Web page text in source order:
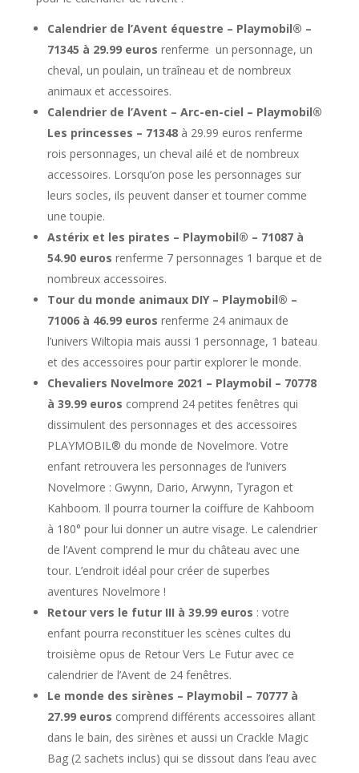
Calendrier de l’Avent équestre – Playmobil® –
71345 à 29.99 euros renferme un personnage, un
cheval, un poulain, un traîneau et de nombreux
animaux et accessoires.
Calendrier de l’Avent – Arc-en-ciel – Playmobil®
Les princesses – 71348à 29.99 euros renferme
rois personnages, un cheval ailé et de nombreux
accessoires. Lorsqu’on pose les personnages sur
leurs socles, ils peuvent danser et tourner comme
une toupie.
Astérix et les pirates – Playmobil® – 71087 à
54.90 euros renferme 7 personnages 1 barque et de
nombreux accessoires.
Tour du monde animaux DIY – Playmobil® –
71006 à 46.99 euros renferme 24 animaux de
l’univers Wiltopia mais aussi 1 personnage, 1 bateau
et des accessoires pour partir explorer le monde.
Chevaliers Novelmore 2021 – Playmobil – 70778
à 39.99 euros comprend 24 petites fenêtres qui
dissimulent des personnages et des accessoires
PLAYMOBIL® du monde de Novelmore. Votre
enfant retrouvera les personnages de l’univers
Novelmore : Gwynn, Dario, Arwynn, Tyragon et
Kahboom. Il pourra tourner la coiffure de Kahboom
à 180° pour lui donner un autre visage. Le calendrier
de l’Avent comprend le mur du château avec une
tour. L’endroit idéal pour créer de superbes
aventures Novelmore !
Retour vers le futur III à 39.99 euros : votre
enfant pourra reconstituer les scènes cultes du
troisième opus de Retour Vers Le Futur avec ce
calendrier de l’Avent de 24 fenêtres.
Le monde des sirènes – Playmobil – 70777 à
27.99 euros comprend différents accessoires allant
dans le bain, des sirènes et aussi un Crackle Magic
Bag (2 sachets inclus) qui se dissout dans l’eau avec